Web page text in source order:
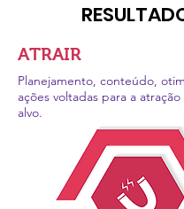
ATRAIR
Planejamento, conteúdo,
ações voltadas para a
alvo.